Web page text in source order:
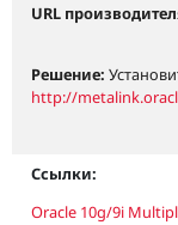
URL
Решение:
http://
Ссылки:
Oracle 10g/9i